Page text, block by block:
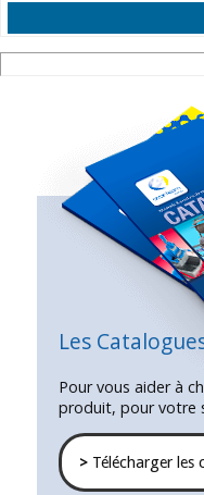
Les
Pour vous aider à
produit, pour votre
>Télécharger les